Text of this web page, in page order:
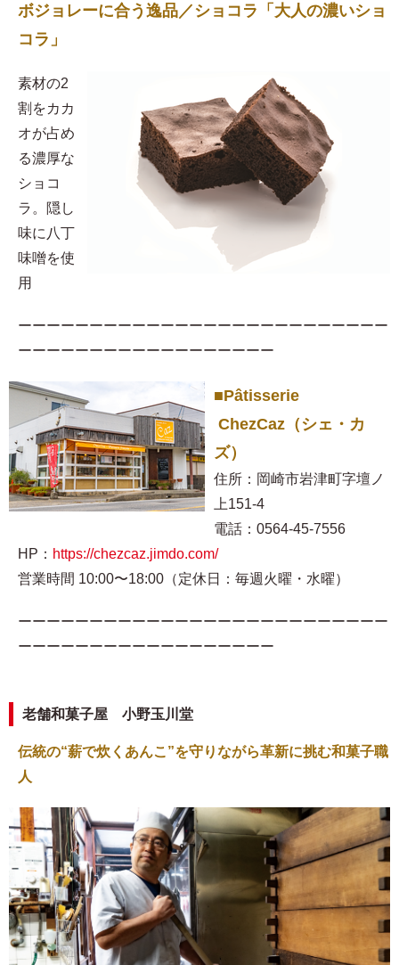
ボジョレーに合う逸品／ショコラ「大人の濃いショ
コラ」
素材の2
割をカカ
オが占め
る濃厚な
ショコ
ラ。隠し
味に八丁
味噌を使
用​
ーーーーーーーーーーーーーーーーーーーーーーーーーー
ーーーーーーーーーーーーーーーーーー
■Pâtisserie
ChezCaz（シェ・カ
ズ）
住所：岡崎市岩津町字壇ノ
上151-4
電話：0564-45-7556
HP： https://chezcaz.jimdo.com/
営業時間 10:00〜18:00（定休日：毎週火曜・水曜）
ーーーーーーーーーーーーーーーーーーーーーーーーーー
ーーーーーーーーーーーーーーーーーー
老舗和菓子屋 小野玉川堂
伝統の“薪で炊くあんこ”を守りながら革新に挑む和菓子職
人